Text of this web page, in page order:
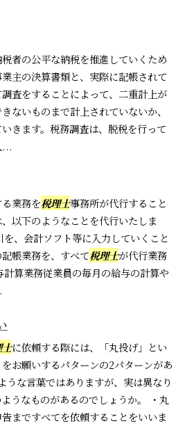
者の公平な納税を推進していくため
主の決算書類と、実際に記帳されて
査をすることによって、二重計上が
ないものまで計上されていないか、
きます。税務調査は、脱税を行って
...
業務を税理士事務所が代行すること
以下のようなことを代行いたしま
、会計ソフト等に入力していくこと
帳業務を、すべて税理士が代行業務
算業務従業員の毎月の給与の計算や
に依頼する際には、「丸投げ」とい
お願いするパターンの2パターンがあ
うな言葉ではありますが、実は異なり
うなものがあるのでしょうか。 ・丸
まですべてを依頼することをいいま